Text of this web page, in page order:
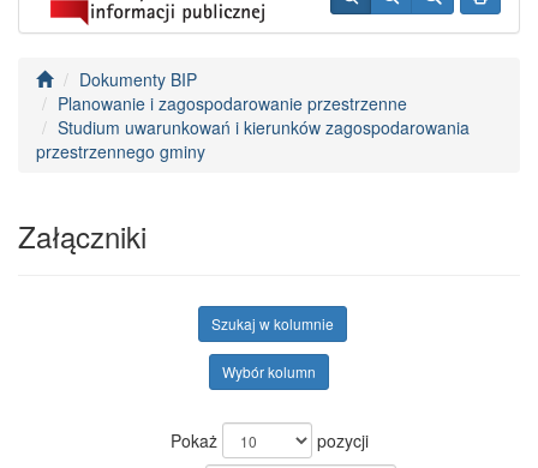
Dokumenty BIP
Planowanie i zagospodarowanie przestrzenne
Studium uwarunkowań i kierunków zagospodarowania
przestrzennego gminy
Załączniki
Szukaj w kolumnie
Wybór kolumn
Pokaż
pozycji